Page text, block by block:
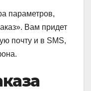
параметров,
Вам придет
почту и в SMS,